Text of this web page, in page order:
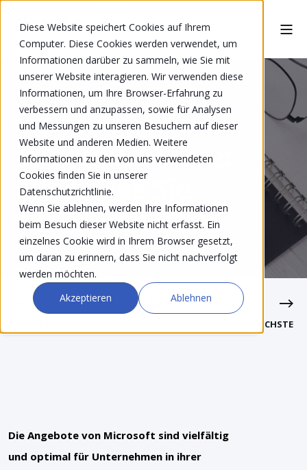
Diese Website speichert Cookies auf Ihrem
Computer. Diese Cookies werden verwendet, um
Informationen darüber zu sammeln, wie Sie mit
unserer Website interagieren. Wir verwenden diese
Informationen, um Ihre Browser-Erfahrung zu
verbessern und anzupassen, sowie für Analysen
und Messungen zu unseren Besuchern auf dieser
Website und anderen Medien. Weitere
Informationen zu den von uns verwendeten
Cookies finden Sie in unserer
Datenschutzrichtlinie.
Wenn Sie ablehnen, werden Ihre Informationen
beim Besuch dieser Website nicht erfasst. Ein
einzelnes Cookie wird in Ihrem Browser gesetzt,
um daran zu erinnern, dass Sie nicht nachverfolgt
werden möchten.
Akzeptieren
Ablehnen
MICHAEL FREULER APR 13, 2022 7:30:00 AM
Microsoft Azure:
Alles, was Sie
wissen müssen
NÄCHSTE
Die Angebote von Microsoft sind vielfältig
und optimal für Unternehmen in ihrer